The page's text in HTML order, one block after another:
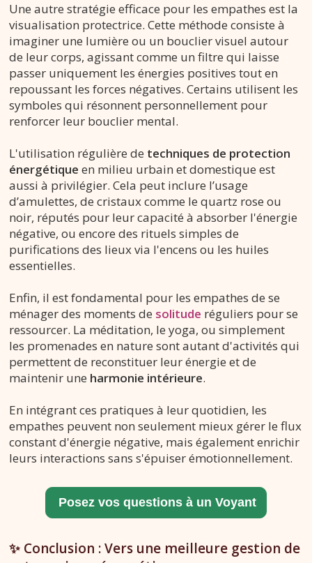
Une autre stratégie efficace pour les empathes est la
visualisation protectrice. Cette méthode consiste à
imaginer une lumière ou un bouclier visuel autour
de leur corps, agissant comme un filtre qui laisse
passer uniquement les énergies positives tout en
repoussant les forces négatives. Certains utilisent les
symboles qui résonnent personnellement pour
renforcer leur bouclier mental.
L'utilisation régulière de techniques de protection
énergétique en milieu urbain et domestique est
aussi à privilégier. Cela peut inclure l’usage
d’amulettes, de cristaux comme le quartz rose ou
noir, réputés pour leur capacité à absorber l'énergie
négative, ou encore des rituels simples de
purifications des lieux via l'encens ou les huiles
essentielles.
Enfin, il est fondamental pour les empathes de se
ménager des moments de solitude réguliers pour se
ressourcer. La méditation, le yoga, ou simplement
les promenades en nature sont autant d'activités qui
permettent de reconstituer leur énergie et de
maintenir une harmonie intérieure.
En intégrant ces pratiques à leur quotidien, les
empathes peuvent non seulement mieux gérer le flux
constant d'énergie négative, mais également enrichir
leurs interactions sans s'épuiser émotionnellement.
✨ Conclusion : Vers une meilleure gestion de